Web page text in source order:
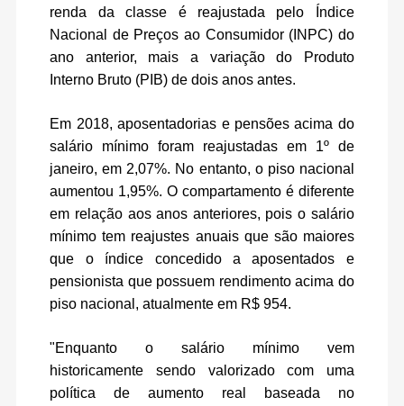
renda da classe é reajustada pelo Índice
Nacional de Preços ao Consumidor (INPC) do
ano anterior, mais a variação do Produto
Interno Bruto (PIB) de dois anos antes.
Em 2018, aposentadorias e pensões acima do
salário mínimo foram reajustadas em 1º de
janeiro, em 2,07%. No entanto, o piso nacional
aumentou 1,95%. O compartamento é diferente
em relação aos anos anteriores, pois o salário
mínimo tem reajustes anuais que são maiores
que o índice concedido a aposentados e
pensionista que possuem rendimento acima do
piso nacional, atualmente em R$ 954.
"Enquanto o salário mínimo vem
historicamente sendo valorizado com uma
política de aumento real baseada no